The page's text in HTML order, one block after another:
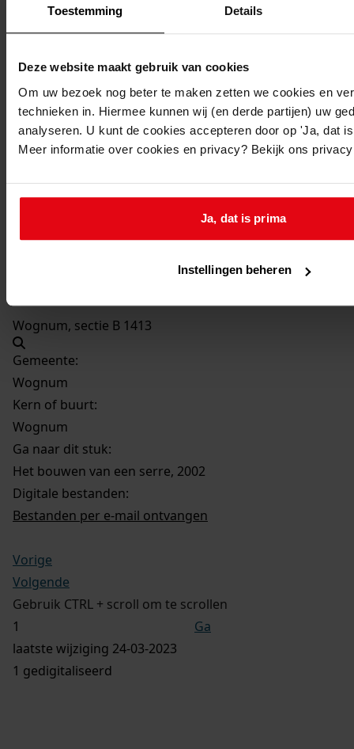
Toestemming Details
Deze website maakt gebruik van cookies
Om uw bezoek nog beter te maken zetten we cookies en
technieken in. Hiermee kunnen wij (en derde partijen) uw
analyseren. U kunt de cookies accepteren door op 'Ja, dat
Meer informatie over cookies en privacy? Bekijk ons
Ja, dat is prima
Instellingen beheren
Beschrijving:
02-12-2002
Adres:
Nieuw adres:
Wognum, Burg. Commandeurlaan 36
Wognum, sectie B 1413
Gemeente:
Wognum
Kern of buurt:
Wognum
Ga naar dit stuk:
Het bouwen van een serre, 2002
Digitale bestanden:
Bestanden per e-mail ontvangen
Vorige
Volgende
Gebruik CTRL + scroll om te scrollen
Ga
laatste wijziging 24-03-2023
1 gedigitaliseerd